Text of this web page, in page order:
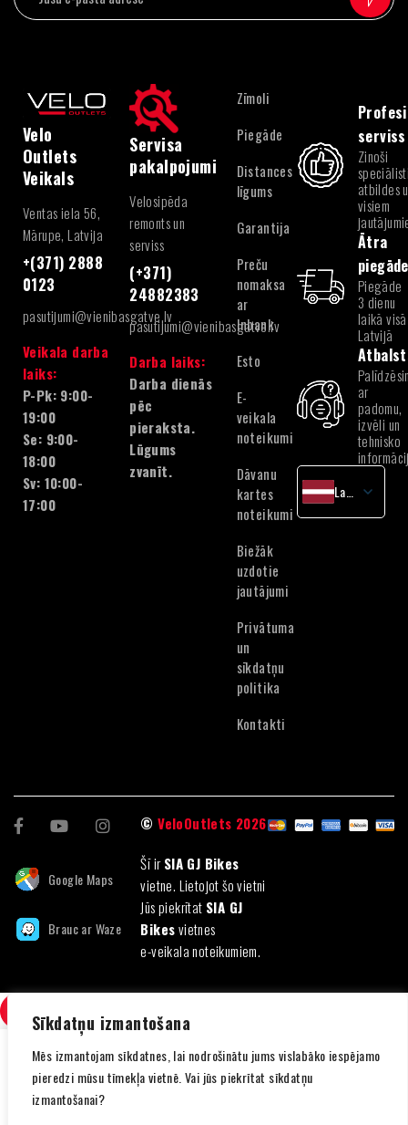
Sīkdatņu izmantošana
Mēs izmantojam sīkdatnes, lai nodrošinātu jums vislabāko iespējamo
pieredzi mūsu tīmekļa vietnē. Vai jūs piekrītat sīkdatņu
izmantošanai?
Velo
Outlets
Veikals
Ventas iela 56,
Mārupe, Latvija
+(371) 2888
0123
pasutijumi@vienibasgatve.lv
Veikala darba
laiks:
P-Pk: 9:00-
19:00
Se: 9:00-
18:00
Sv: 10:00-
17:00
Servisa
pakalpojumi
Velosipēda
remonts un
serviss
(+371)
24882383
pasutijumi@vienibasgatve.lv
Darba laiks:
Darba dienās
pēc
pieraksta.
Lūgums
zvanīt.
Zīmoli
Piegāde
Distances
līgums
Garantija
Preču
nomaksa
ar
Inbank
Esto
E-
veikala
noteikumi
Dāvanu
kartes
noteikumi
Biežāk
uzdotie
jautājumi
Privātuma
un
sīkdatņu
politika
Kontakti
serviss
Zinoši
atbildes
visiem
Ātra
piegāde
Piegāde
3 dienu
laikā visā
Latvijā
ar
padomu,
izvēli un
tehnisko
English
Google Maps
Brauc ar Waze
©VeloOutlets 2026
Šī irSIA GJ Bikes
vietne. Lietojot šo vietni
Jūs piekrītat SIA GJ
Bikesvietnes
e-veikala noteikumiem.